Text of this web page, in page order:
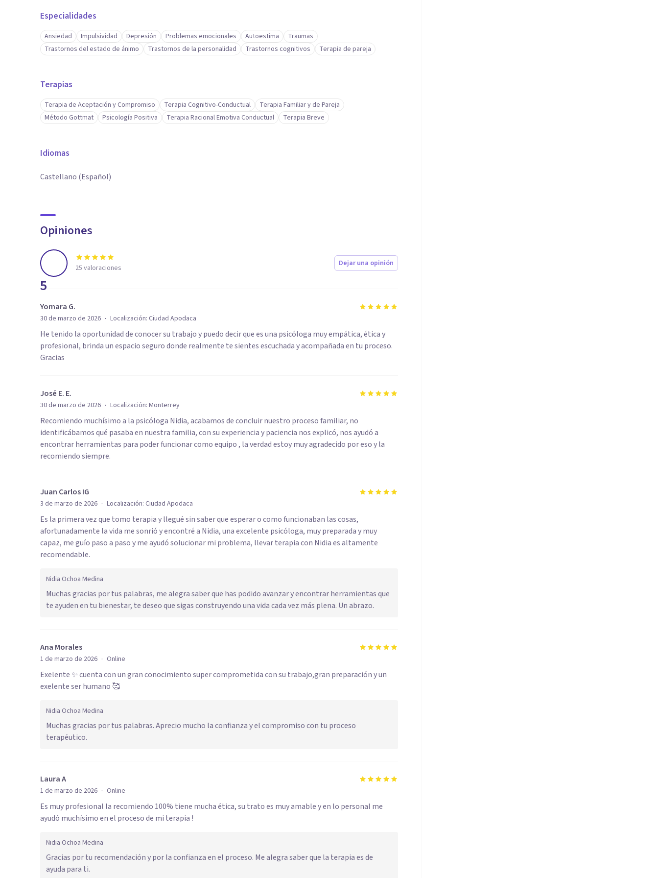
Especialidades
Ansiedad Impulsividad Depresión Problemas emocionales Autoestima
Traumas
Trastornos del estado de ánimo
Trastornos de la personalidad Trastornos cognitivos Terapia de pareja
Terapias
Terapia de Aceptación y Compromiso Terapia Cognitivo-Conductual
Terapia Familiar y de Pareja
Método Gottmat
Psicología Positiva Terapia Racional Emotiva Conductual Terapia Breve
Idiomas
Castellano (Español)
Opiniones
5
25 valoraciones Dejar una opinión
Yomara G.
30 de marzo de 2026 · Localización: Ciudad Apodaca
He tenido la oportunidad de conocer su trabajo y puedo decir que es una psicóloga muy empática, ética y
profesional, brinda un espacio seguro donde realmente te sientes escuchada y acompañada en tu proceso.
Gracias
José E. E.
30 de marzo de 2026 · Localización: Monterrey
Recomiendo muchísimo a la psicóloga Nidia, acabamos de concluir nuestro proceso familiar, no
identificábamos qué pasaba en nuestra familia, con su experiencia y paciencia nos explicó, nos ayudó a
encontrar herramientas para poder funcionar como equipo , la verdad estoy muy agradecido por eso y la
recomiendo siempre.
Juan Carlos IG
3 de marzo de 2026 · Localización: Ciudad Apodaca
Es la primera vez que tomo terapia y llegué sin saber que esperar o como funcionaban las cosas,
afortunadamente la vida me sonrió y encontré a Nidia, una excelente psicóloga, muy preparada y muy
capaz, me guío paso a paso y me ayudó solucionar mi problema, llevar terapia con Nidia es altamente
recomendable.
Nidia Ochoa Medina
Muchas gracias por tus palabras, me alegra saber que has podido avanzar y encontrar herramientas que
te ayuden en tu bienestar, te deseo que sigas construyendo una vida cada vez más plena. Un abrazo.
Ana Morales
1 de marzo de 2026 · Online
Exelente ✨ cuenta con un gran conocimiento super comprometida con su trabajo,gran preparación y un
exelente ser humano 🥰
Nidia Ochoa Medina
Muchas gracias por tus palabras. Aprecio mucho la confianza y el compromiso con tu proceso
terapéutico.
Laura A
1 de marzo de 2026 · Online
Es muy profesional la recomiendo 100% tiene mucha ética, su trato es muy amable y en lo personal me
ayudó muchísimo en el proceso de mi terapia !
Nidia Ochoa Medina
Gracias por tu recomendación y por la confianza en el proceso. Me alegra saber que la terapia es de
ayuda para ti.